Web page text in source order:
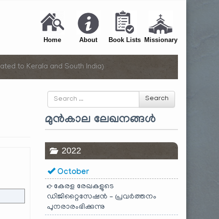
Home About Book Lists Missionary
to Kerala and South India)
Search
for
Search
മുൻകാല ലേഖനങ്ങൾ
2022
October
കേരള രേഖകളുടെ
ഡിജിറ്റൈസേഷൻ – പ്രവർത്തനം
പുനരാരംഭിക്കുന്നു